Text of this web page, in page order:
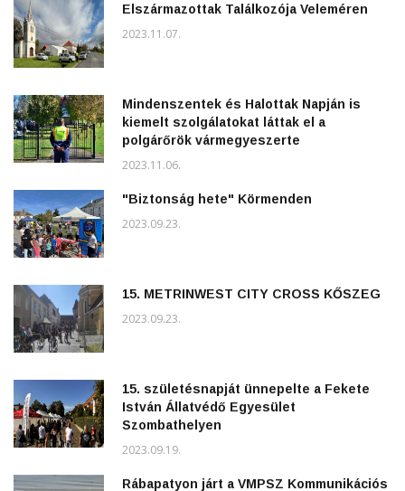
Elszármazottak Találkozója Veleméren
2023.11.07.
Mindenszentek és Halottak Napján is
kiemelt szolgálatokat láttak el a
polgárőrök vármegyeszerte
2023.11.06.
"Biztonság hete" Körmenden
2023.09.23.
15. METRINWEST CITY CROSS KŐSZEG
2023.09.23.
15. születésnapját ünnepelte a Fekete
István Állatvédő Egyesület
Szombathelyen
2023.09.19.
Rábapatyon járt a VMPSZ Kommunikációs